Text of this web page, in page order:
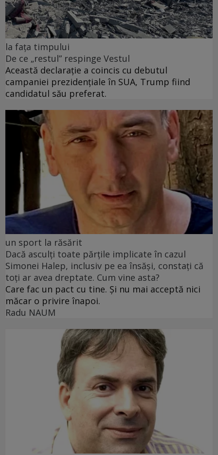
la fața timpului
De ce „restul” respinge Vestul
Această declarație a coincis cu debutul
campaniei prezidențiale în SUA, Trump fiind
candidatul său preferat.
un sport la răsărit
Dacă asculți toate părțile implicate în cazul
Simonei Halep, inclusiv pe ea însăși, constați că
toți ar avea dreptate. Cum vine asta?
Care fac un pact cu tine. Și nu mai acceptă nici
măcar o privire înapoi.
Radu NAUM